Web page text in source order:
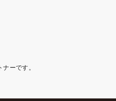
ーです。